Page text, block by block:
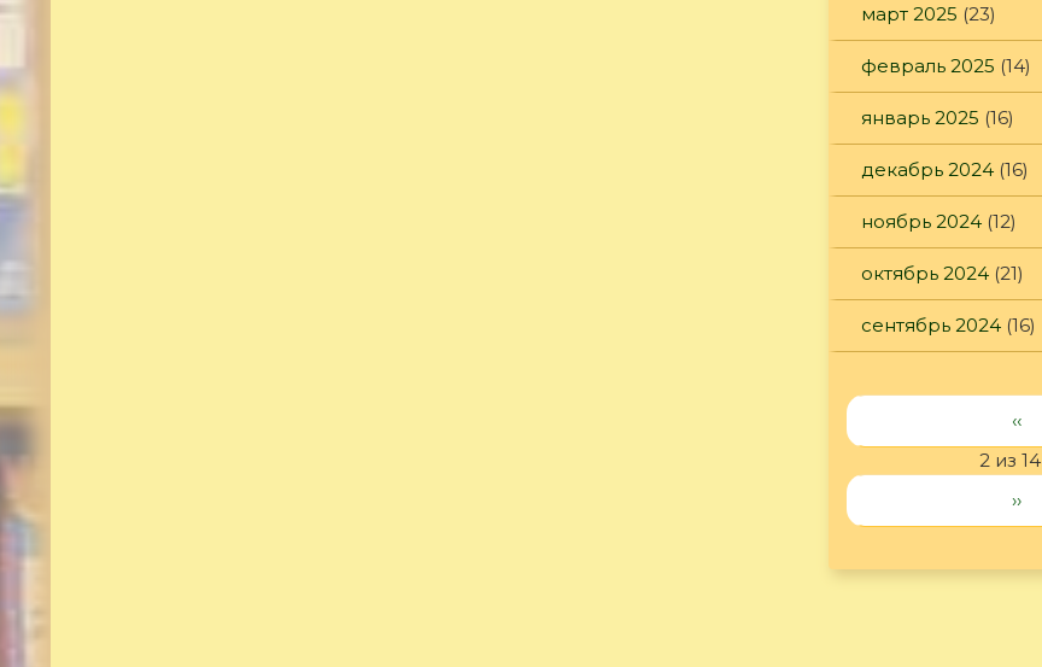
март 2025 (23)
февраль 2025 (14)
январь 2025 (16)
декабрь 2024 (16)
ноябрь 2024 (12)
октябрь 2024 (21)
сентябрь 2024 (16)
‹‹
2 из 14
››